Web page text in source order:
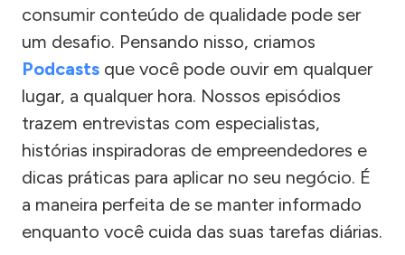
consumir conteúdo de qualidade pode ser
um desafio. Pensando nisso, criamos
Podcasts que você pode ouvir em qualquer
lugar, a qualquer hora. Nossos episódios
trazem entrevistas com especialistas,
histórias inspiradoras de empreendedores e
dicas práticas para aplicar no seu negócio. É
a maneira perfeita de se manter informado
enquanto você cuida das suas tarefas diárias.